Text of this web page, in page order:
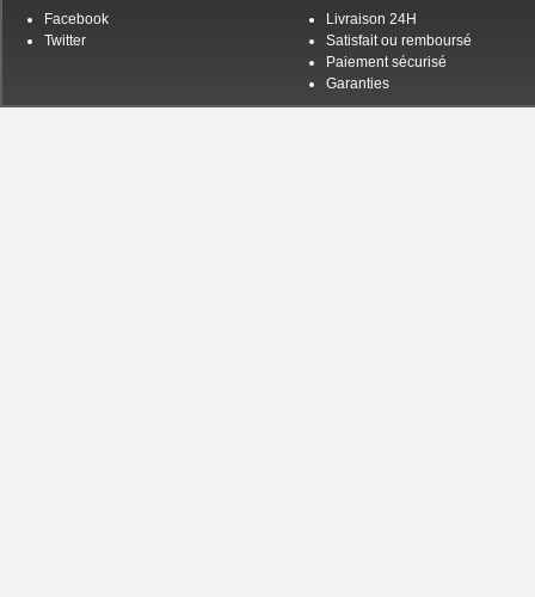
Facebook
Twitter
Livraison 24H
Satisfait ou remboursé
Paiement sécurisé
Garanties